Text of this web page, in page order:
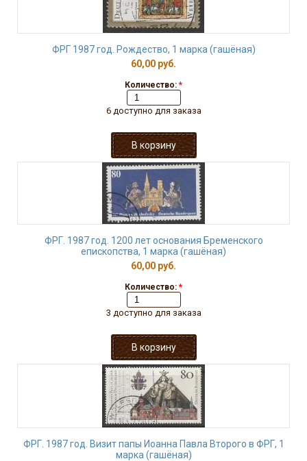
ФРГ 1987 год. Рождество, 1 марка (гашёная)
60,00 руб.
Количество: *
6 доступно для заказа
ФРГ. 1987 год. 1200 лет основания Бременского
епископства, 1 марка (гашёная)
60,00 руб.
Количество: *
3 доступно для заказа
ФРГ. 1987 год. Визит папы Иоанна Павла Второго в ФРГ, 1
марка (гашёная)